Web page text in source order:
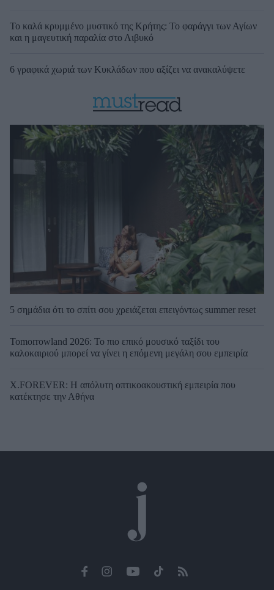
Το καλά κρυμμένο μυστικό της Κρήτης: Το φαράγγι των Αγίων
και η μαγευτική παραλία στο Λιβυκό
6 γραφικά χωριά των Κυκλάδων που αξίζει να ανακαλύψετε
5 σημάδια ότι το σπίτι σου χρειάζεται επειγόντως summer reset
Tomorrowland 2026: Το πιο επικό μουσικό ταξίδι του
καλοκαιριού μπορεί να γίνει η επόμενη μεγάλη σου εμπειρία
X.FOREVER: Η απόλυτη οπτικοακουστική εμπειρία που
κατέκτησε την Αθήνα